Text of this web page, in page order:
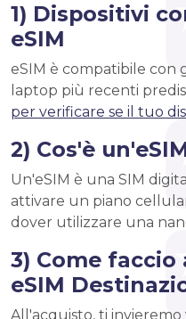
1) Dispositivi
eSIM
eSIM è compatibile con
laptop più recenti
per verificare se il tuo
2) Cos'è
Un'eSIM è una SIM
attivare un piano
dover utilizzare una
3) Come
eSIM
All'acquisto, ti invieremo